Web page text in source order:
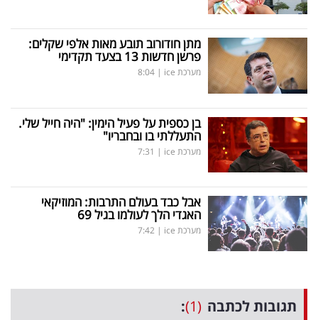
מתן חודורוב תובע מאות אלפי שקלים:
פרשן חדשות 13 בצעד תקדימי
מערכת ice |
8:04
בן כספית על פעיל הימין: "היה חייל שלי.
התעללתי בו ובחבריו"
מערכת ice |
7:31
אבל כבד בעולם התרבות: המוזיקאי
האגדי הלך לעולמו בגיל 69
מערכת ice |
7:42
תגובות לכתבה (1)
: